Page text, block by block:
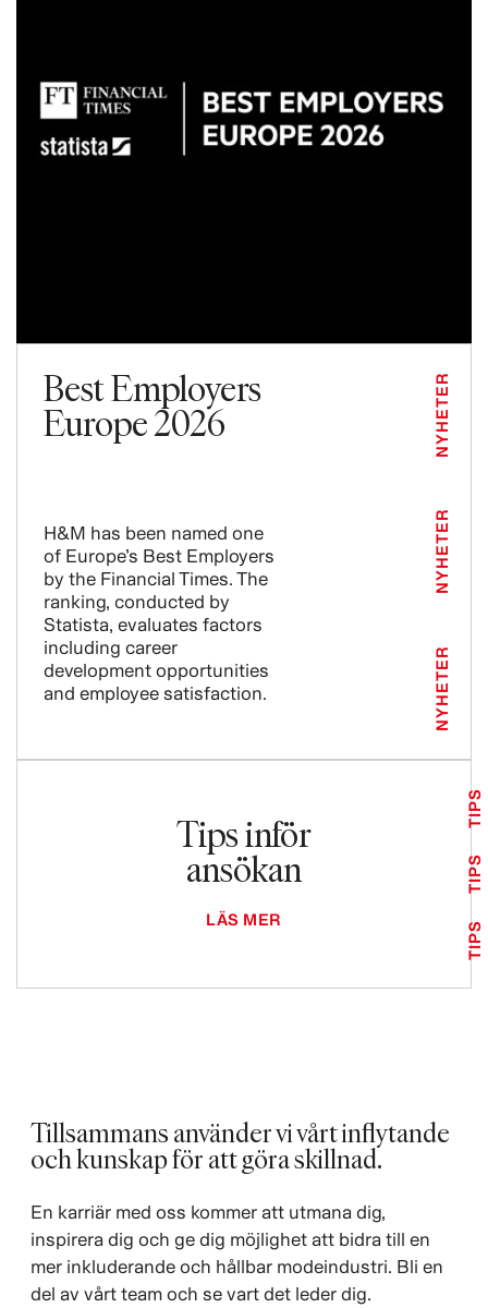
Best Employers
Europe 2026
H&M has been named one
of Europe’s Best Employers
by the Financial Times. The
ranking, conducted by
Statista, evaluates factors
including career
development opportunities
and employee satisfaction.
NYHETER
NYHETER
NYHETER
Tips inför
ansökan
LÄS MER
TIPS
TIPS
TIPS
Tillsammans använder vi vårt inflytande
och kunskap för att göra skillnad. ​
En karriär med oss kommer att utmana dig,
inspirera dig och ge dig möjlighet att bidra till en
mer inkluderande och hållbar modeindustri. Bli en
del av vårt team och se vart det leder dig.